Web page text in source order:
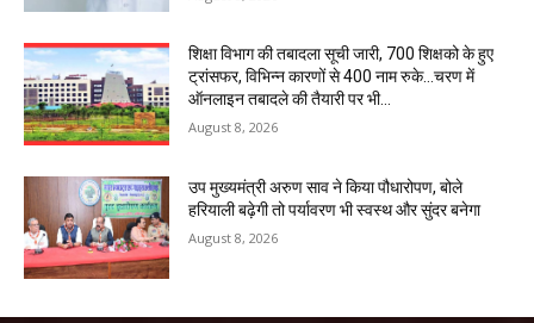
शिक्षा विभाग की तबादला सूची जारी, 700 शिक्षको के हुए
ट्रांसफर, विभिन्न कारणों से 400 नाम रुके…चरण में
ऑनलाइन तबादले की तैयारी पर भी...
August 8, 2026
उप मुख्यमंत्री अरुण साव ने किया पौधारोपण, बोले
हरियाली बढ़ेगी तो पर्यावरण भी स्वस्थ और सुंदर बनेगा
August 8, 2026